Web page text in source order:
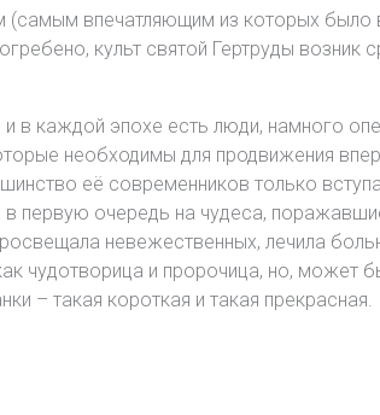
(самым впечатляющим из которых было
культ святой Гертруды
в каждой эпохе есть люди, намного
необходимы для продвижения
её современников только
первую очередь на чудеса,
невежественных, лечила
чудотворица и пророчица, но, может
– такая короткая и такая прекрасная.